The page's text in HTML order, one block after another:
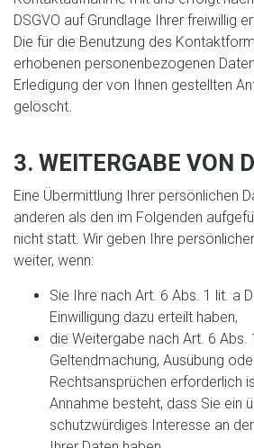
DSGVO auf Grundlage Ihrer freiwillig
Die für die Benutzung des
erhobenen personenbezogenen
Erledigung der von Ihnen gestellten
gelöscht.
3. WEITERGABE VON
Eine Übermittlung Ihrer persönlichen
anderen als den im Folgenden
nicht statt. Wir geben Ihre
weiter, wenn:
Sie Ihre nach Art. 6 Abs. 1 lit. a
Einwilligung dazu erteilt haben,
die Weitergabe nach Art. 6 Abs.
Geltendmachung, Ausübung
Rechtsansprüchen erforderlich
Annahme besteht, dass Sie ein
schutzwürdiges Interesse an